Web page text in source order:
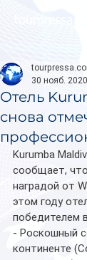
Отель
снова
30 нояб.
Kurumba
сообщает,
наградой от
этом году
победителем
- Роскошный
континенте